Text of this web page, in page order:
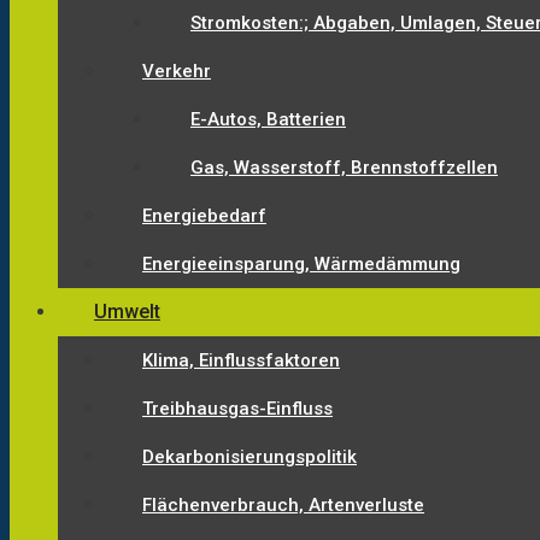
Stromkosten:; Abgaben, Umlagen,
Verkehr
E-Autos, Batterien
Gas, Wasserstoff, Brennstoffzellen
Energiebedarf
Energieeinsparung, Wärmedämmung
Umwelt
Klima, Einflussfaktoren
Treibhausgas-Einfluss
Dekarbonisierungspolitik
Flächenverbrauch, Artenverluste